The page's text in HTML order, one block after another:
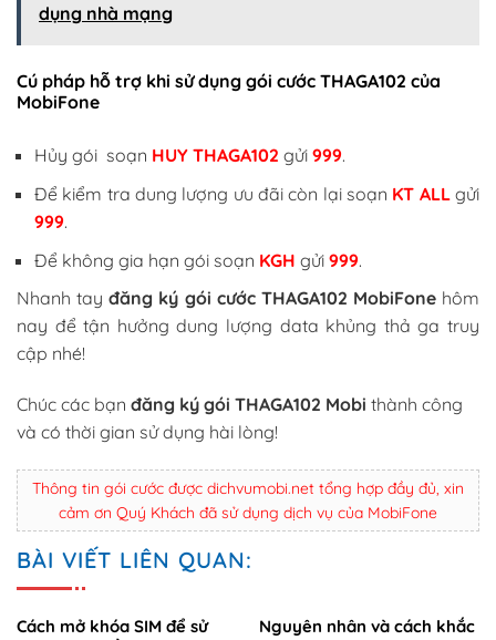
dụng nhà mạng
Cú pháp hỗ trợ khi sử dụng gói cước THAGA102 của
MobiFone
Hủy gói soạn HUY THAGA102 gửi 999.
Để kiểm tra dung lượng ưu đãi còn lại soạn KT ALLgửi
999.
Để không gia hạn gói soạn KGH gửi 999.
Nhanh tayđăng ký gói cước THAGA102 MobiFonehôm
nay để tận hưởng dung lượng data khủng thả ga truy
cập nhé!
Chúc các bạn đăng ký gói THAGA102 Mobi thành công
và có thời gian sử dụng hài lòng!
Thông tin gói cước được dichvumobi.net tổng hợp đầy đủ, xin
cảm ơn Quý Khách đã sử dụng dịch vụ của MobiFone
BÀI VIẾT LIÊN QUAN:
Cách mở khóa SIM để sử
Nguyên nhân và cách khắc